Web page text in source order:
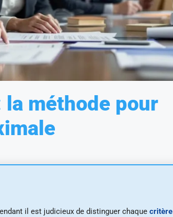
méthode pour
il est judicieux de distinguer chaque critère